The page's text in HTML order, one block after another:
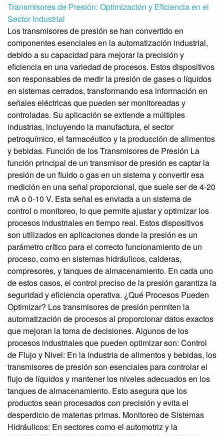
Transmisores de Presión: Optimización y Eficiencia en el
Sector Industrial
Los transmisores de presión se han convertido en
componentes esenciales en la automatización industrial,
debido a su capacidad para mejorar la precisión y
eficiencia en una variedad de procesos. Estos dispositivos
son responsables de medir la presión de gases o líquidos
en sistemas cerrados, transformando esa información en
señales eléctricas que pueden ser monitoreadas y
controladas. Su aplicación se extiende a múltiples
industrias, incluyendo la manufactura, el sector
petroquímico, el farmacéutico y la producción de alimentos
y bebidas. Función de los Transmisores de Presión La
función principal de un transmisor de presión es captar la
presión de un fluido o gas en un sistema y convertir esa
medición en una señal proporcional, que suele ser de 4-20
mA o 0-10 V. Esta señal es enviada a un sistema de
control o monitoreo, lo que permite ajustar y optimizar los
procesos industriales en tiempo real. Estos dispositivos
son utilizados en aplicaciones donde la presión es un
parámetro crítico para el correcto funcionamiento de un
proceso, como en sistemas hidráulicos, calderas,
compresores, y tanques de almacenamiento. En cada uno
de estos casos, el control preciso de la presión garantiza la
seguridad y eficiencia operativa. ¿Qué Procesos Pueden
Optimizar? Los transmisores de presión permiten la
automatización de procesos al proporcionar datos exactos
que mejoran la toma de decisiones. Algunos de los
procesos industriales que pueden optimizar son: Control
de Flujo y Nivel: En la industria de alimentos y bebidas, los
transmisores de presión son esenciales para controlar el
flujo de líquidos y mantener los niveles adecuados en los
tanques de almacenamiento. Esto asegura que los
productos sean procesados con precisión y evita el
desperdicio de materias primas. Monitoreo de Sistemas
Hidráulicos: En sectores como el automotriz y la